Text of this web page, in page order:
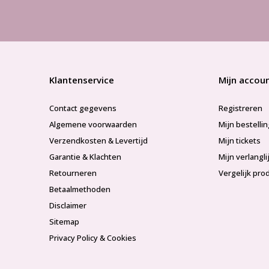
Klantenservice
Contact gegevens
Algemene voorwaarden
Verzendkosten & Levertijd
Garantie & Klachten
Retourneren
Betaalmethoden
Disclaimer
Sitemap
Privacy Policy & Cookies
Mijn
Registreren
Mijn
Mijn tickets
Mijn
Vergelijk